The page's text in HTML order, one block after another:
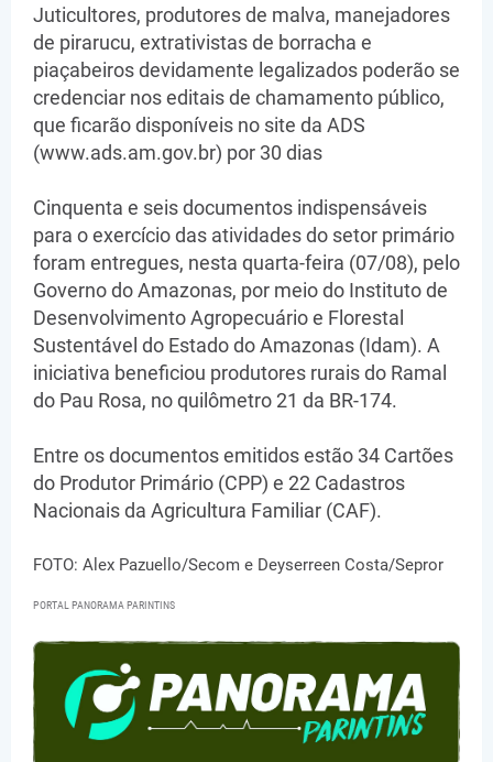
Juticultores, produtores de malva, manejadores
de pirarucu, extrativistas de borracha e
piaçabeiros devidamente legalizados poderão se
credenciar nos editais de chamamento público,
que ficarão disponíveis no site da ADS
(www.ads.am.gov.br) por 30 dias
Cinquenta e seis documentos indispensáveis
para o exercício das atividades do setor primário
foram entregues, nesta quarta-feira (07/08), pelo
Governo do Amazonas, por meio do Instituto de
Desenvolvimento Agropecuário e Florestal
Sustentável do Estado do Amazonas (Idam). A
iniciativa beneficiou produtores rurais do Ramal
do Pau Rosa, no quilômetro 21 da BR-174.
Entre os documentos emitidos estão 34 Cartões
do Produtor Primário (CPP) e 22 Cadastros
Nacionais da Agricultura Familiar (CAF).
FOTO: Alex Pazuello/Secom e Deyserreen Costa/Sepror
PORTAL PANORAMA PARINTINS